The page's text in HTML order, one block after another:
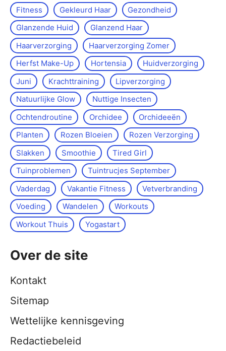
Fitness
Gekleurd Haar
Gezondheid
Glanzende Huid
Glanzend Haar
Haarverzorging
Haarverzorging Zomer
Herfst Make-Up
Hortensia
Huidverzorging
Juni
Krachttraining
Lipverzorging
Natuurlijke Glow
Nuttige Insecten
Ochtendroutine
Orchidee
Orchideeën
Planten
Rozen Bloeien
Rozen Verzorging
Slakken
Smoothie
Tired Girl
Tuinproblemen
Tuintrucjes September
Vaderdag
Vakantie Fitness
Vetverbranding
Voeding
Wandelen
Workouts
Workout Thuis
Yoga­start
Over de site
Kontakt
Sitemap
Wettelijke kennisgeving
Redactiebeleid